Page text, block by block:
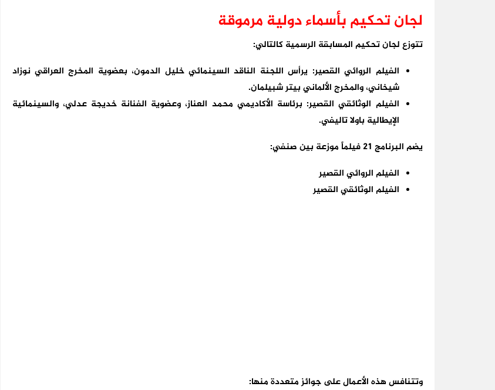
لجان تحكيم بأسماء دولية مرموقة
تتوزع لجان تحكيم المسابقة الرسمية كالتالي:
الفيلم الروائي القصير: يرأس اللجنة الناقد السينمائي خليل الدمون، بعضوية المخرج العراقي نوزاد
شيخاني، والمخرج الألماني بيتر شبيلمان.
الفيلم الوثائقي القصير: برئاسة الأكاديمي محمد العناز، وعضوية الفنانة خديجة عدلي، والسينمائية
الإيطالية باولا تاليفي.
يضم البرنامج 21 فيلماً موزعة بين صنفي:
الفيلم الروائي القصير
الفيلم الوثائقي القصير
وتتنافس هذه الأعمال على جوائز متعددة منها: